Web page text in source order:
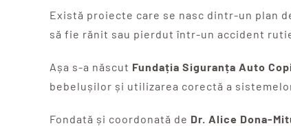
Există proiecte care se nasc dintr-un plan
să fie rănit sau pierdut într-un accident
Așa s-a născut Fundația Siguranța Auto
bebelușilor și utilizarea corectă a
Fondată și coordonată de Dr. Alice Dona-